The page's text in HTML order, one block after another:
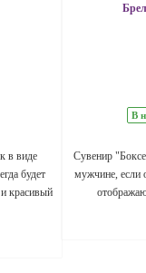
в виде
будет
и красивый
В
Сувенир
мужчине, если